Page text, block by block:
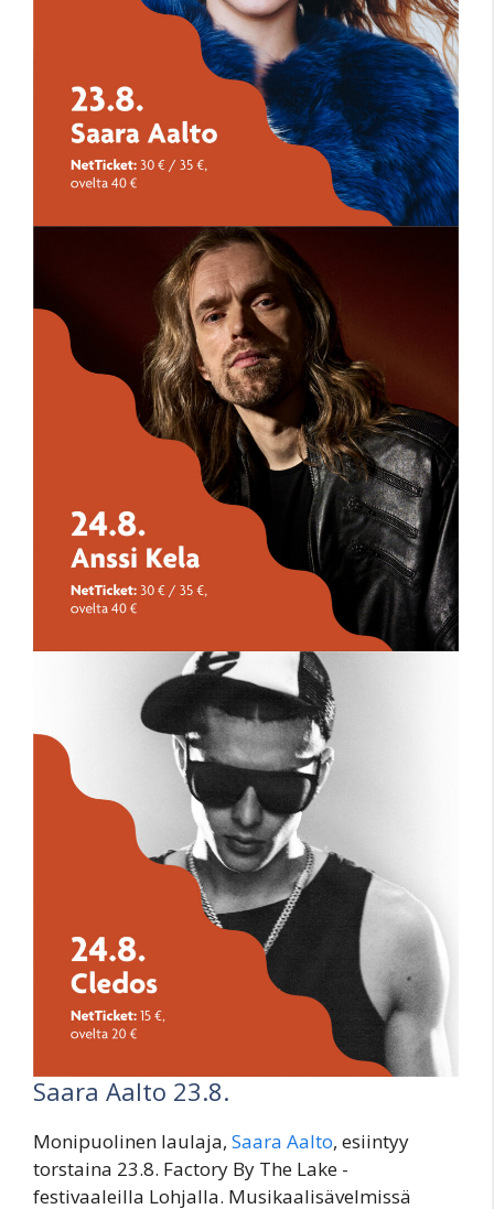
Saara Aalto 23.8.
Monipuolinen laulaja, Saara Aalto, esiintyy
torstaina 23.8. Factory By The Lake -
festivaaleilla Lohjalla. Musikaalisävelmissä